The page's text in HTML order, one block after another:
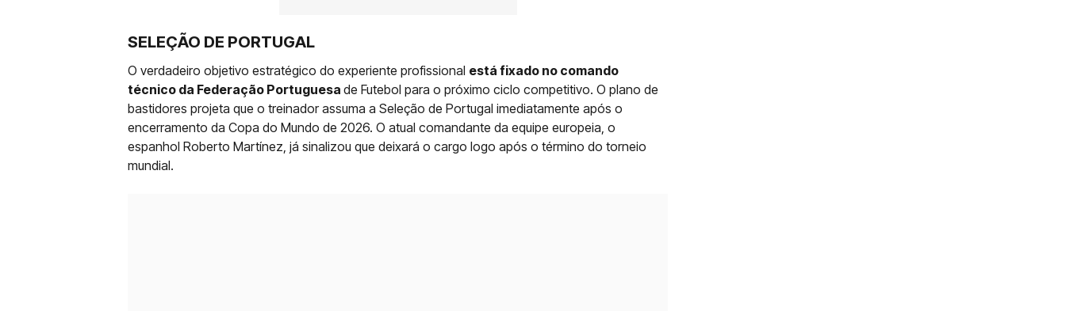
SELEÇÃO DE PORTUGAL
O verdadeiro objetivo estratégico do experiente profissional está fixado no comando
técnico da Federação Portuguesa de Futebol para o próximo ciclo competitivo. O plano de
bastidores projeta que o treinador assuma a Seleção de Portugal imediatamente após o
encerramento da Copa do Mundo de 2026. O atual comandante da equipe europeia, o
espanhol Roberto Martínez, já sinalizou que deixará o cargo logo após o término do torneio
mundial.